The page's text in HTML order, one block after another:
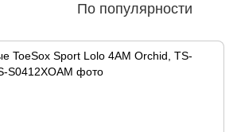
По популярности